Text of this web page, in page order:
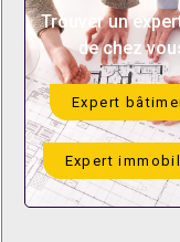
Trouver un
de chez
Expert
Expert